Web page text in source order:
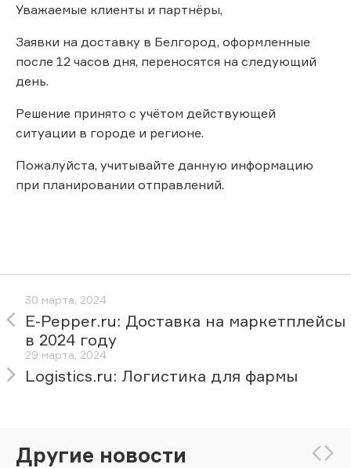
Уважаемые клиенты и партнёры,
Заявки на доставку в Белгород, оформленные
после 12 часов дня, переносятся на следующий
день.
Решение принято с учётом действующей
ситуации в городе и регионе.
Пожалуйста, учитывайте данную информацию
при планировании отправлений.
30 марта, 2024
E-Pepper.ru: Доставка на маркетплейсы
в 2024 году
29 марта, 2024
Logistics.ru: Логистика для фармы
Другие новости